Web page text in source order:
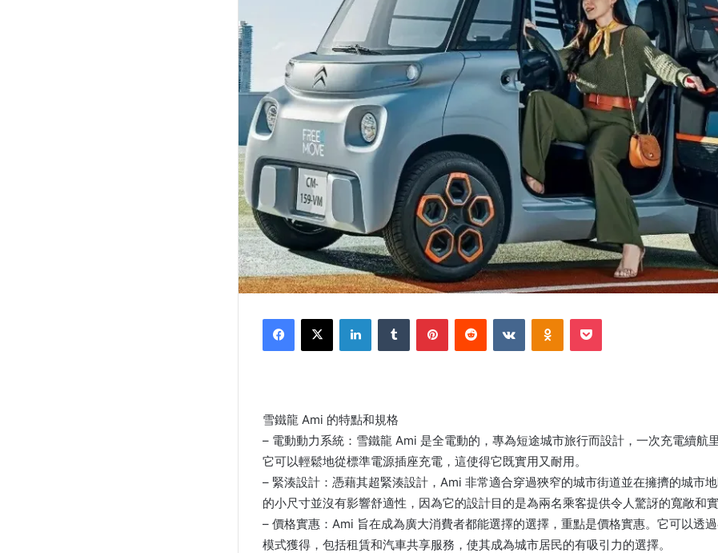
Facebook
X LinkedInTumblr PinterestReddit VKontakteOdnoklassniki
Pocket
雪鐵龍 Ami 的特點和規格
– 電動動力系統：雪鐵龍 Ami 是全電動的，專為短途城市旅行而設計，一次充電續航
它可以輕鬆地從標準電源插座充電，這使得它既實用又耐用。
– 緊湊設計：憑藉其超緊湊設計，Ami 非常適合穿過狹窄的城市街道並在擁擠的城市
的小尺寸並沒有影響舒適性，因為它的設計目的是為兩名乘客提供令人驚訝的寬敞和實
– 價格實惠：Ami 旨在成為廣大消費者都能選擇的選擇，重點是價格實惠。它可以透
模式獲得，包括租賃和汽車共享服務，使其成為城市居民的有吸引力的選擇。